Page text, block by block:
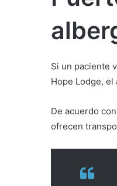
Si un paciente
Hope Lodge, el
De acuerdo
ofrecen